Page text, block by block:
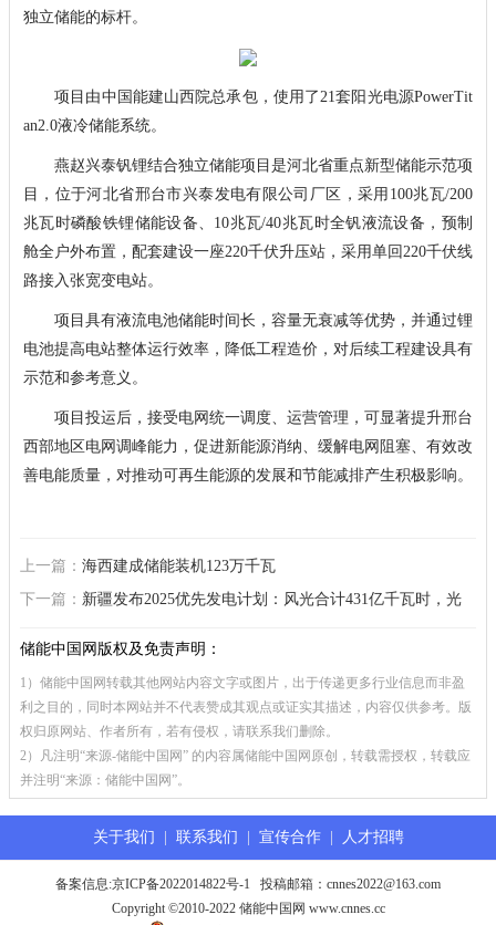
独立储能的标杆。
项目由中国能建山西院总承包，使用了21套阳光电源PowerTit
an2.0液冷储能系统。
燕赵兴泰钒锂结合独立储能项目是河北省重点新型储能示范项
目，位于河北省邢台市兴泰发电有限公司厂区，采用100兆瓦/200
兆瓦时磷酸铁锂储能设备、10兆瓦/40兆瓦时全钒液流设备，预制
舱全户外布置，配套建设一座220千伏升压站，采用单回220千伏线
路接入张宽变电站。
项目具有液流电池储能时间长，容量无衰减等优势，并通过锂
电池提高电站整体运行效率，降低工程造价，对后续工程建设具有
示范和参考意义。
项目投运后，接受电网统一调度、运营管理，可显著提升邢台
西部地区电网调峰能力，促进新能源消纳、缓解电网阻塞、有效改
善电能质量，对推动可再生能源的发展和节能减排产生积极影响。
上一篇： 海西建成储能装机123万千瓦
下一篇： 新疆发布2025优先发电计划：风光合计431亿千瓦时，光
储能中国网版权及免责声明：
1）储能中国网转载其他网站内容文字或图片，出于传递更多行业信息而非盈
利之目的，同时本网站并不代表赞成其观点或证实其描述，内容仅供参考。版
权归原网站、作者所有，若有侵权，请联系我们删除。
2）凡注明“来源-储能中国网” 的内容属储能中国网原创，转载需授权，转载应
并注明“来源：储能中国网”。
关于我们 | 联系我们 | 宣传合作 | 人才招聘
备案信息:京ICP备2022014822号-1
投稿邮箱：cnnes2022@163.com
Copyright ©2010-2022 储能中国网 www.cnnes.cc